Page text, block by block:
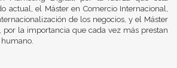
actual, el Máster en Comercio Internacional,
de los negocios, y el Máster
por la importancia que cada vez más prestan